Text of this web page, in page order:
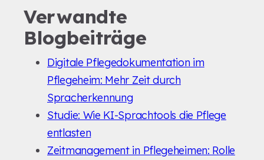
Verwandte
Blogbeiträge
Digitale Pflegedokumentation im
Pflegeheim: Mehr Zeit durch
Spracherkennung
Studie: Wie KI-Sprachtools die Pflege
entlasten
Zeitmanagement in Pflegeheimen: Rolle